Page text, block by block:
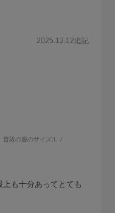
2025.12.12追記
普段の服のサイズ: L
も十分あってとても